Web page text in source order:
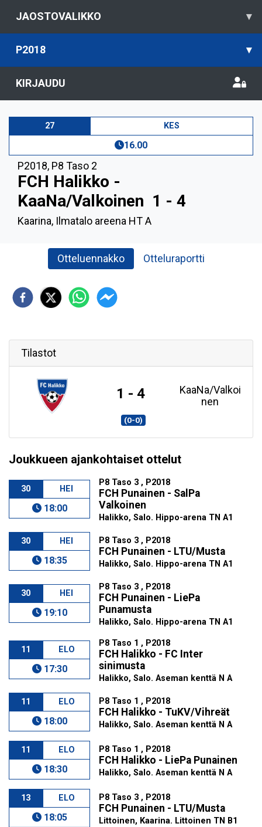
JAOSTOVALIKKO ▾
P2018 ▾
KIRJAUDU
27 KES
16.00
P2018, P8 Taso 2
FCH Halikko -
KaaNa/Valkoinen 1 - 4
Kaarina, Ilmatalo areena HT A
Otteluennakko Otteluraportti
Tilastot
1 - 4
KaaNa/Valkoi
nen
(0-0)
Joukkueen ajankohtaiset ottelut
30 HEI
18:00
P8 Taso 3 , P2018
FCH Punainen - SalPa
Valkoinen
Halikko, Salo. Hippo-arena TN A1
30 HEI
18:35
P8 Taso 3 , P2018
FCH Punainen - LTU/Musta
Halikko, Salo. Hippo-arena TN A1
30 HEI
19:10
P8 Taso 3 , P2018
FCH Punainen - LiePa
Punamusta
Halikko, Salo. Hippo-arena TN A1
11 ELO
17:30
P8 Taso 1 , P2018
FCH Halikko - FC Inter
sinimusta
Halikko, Salo. Aseman kenttä N A
11 ELO
18:00
P8 Taso 1 , P2018
FCH Halikko - TuKV/Vihreät
Halikko, Salo. Aseman kenttä N A
11 ELO
18:30
P8 Taso 1 , P2018
FCH Halikko - LiePa Punainen
Halikko, Salo. Aseman kenttä N A
13 ELO
18:05
P8 Taso 3 , P2018
FCH Punainen - LTU/Musta
Littoinen, Kaarina. Littoinen TN B1